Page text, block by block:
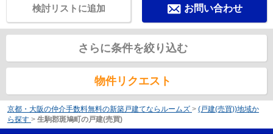
お問い合わせ
検討リストに追加
さらに条件を絞り込む
物件リクエスト
京都・大阪の仲介手数料無料の新築戸建てならルームズ > (戸建(売買))地域か
ら探す > 生駒郡斑鳩町の戸建(売買)